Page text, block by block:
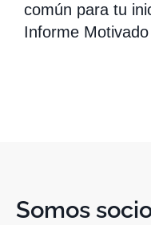
común para tu
Informe
Somos